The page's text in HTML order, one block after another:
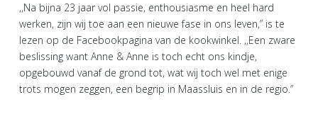
,,Na bijna 23 jaar vol passie, enthousiasme en heel hard
werken, zijn wij toe aan een nieuwe fase in ons leven,” is te
lezen op de Facebookpagina van de kookwinkel. ,,Een zware
beslissing want Anne & Anne is toch echt ons kindje,
opgebouwd vanaf de grond tot, wat wij toch wel met enige
trots mogen zeggen, een begrip in Maassluis en in de regio.”